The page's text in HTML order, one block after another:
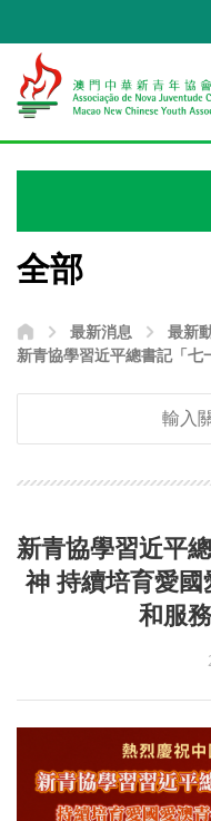
全部
最新消息 最新
新青協學習近平總書記「七
青年 助力澳門融入和服務
新青協學習近平
神 持續培育愛
和服